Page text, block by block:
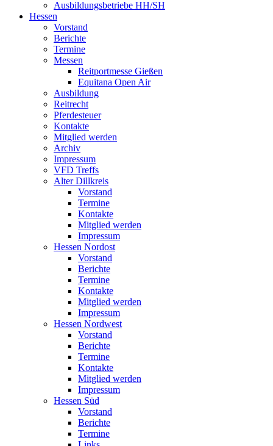
Ausbildungsbetriebe HH/SH
Hessen
Vorstand
Berichte
Termine
Messen
Reitportmesse Gießen
Equitana Open Air
Ausbildung
Reitrecht
Pferdesteuer
Kontakte
Mitglied werden
Archiv
Impressum
VFD Treffs
Alter Dillkreis
Vorstand
Termine
Kontakte
Mitglied werden
Impressum
Hessen Nordost
Vorstand
Berichte
Termine
Kontakte
Mitglied werden
Impressum
Hessen Nordwest
Vorstand
Berichte
Termine
Kontakte
Mitglied werden
Impressum
Hessen Süd
Vorstand
Berichte
Termine